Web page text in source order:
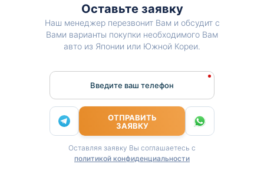
Оставьте заявку
Наш менеджер перезвонит Вам и обсудит с
Вами варианты покупки необходимого Вам
авто из Японии или Южной Кореи.
Введите ваш телефон
ОТПРАВИТЬ
ЗАЯВКУ
Оставляя заявку Вы соглашаетесь с
политикой конфиденциальности